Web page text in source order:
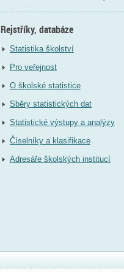
Rejstříky, databáze
Statistika školství
Pro veřejnost
O školské statistice
Sběry statistických dat
Statistické výstupy a analýzy
Číselníky a klasifikace
Adresáře školských institucí